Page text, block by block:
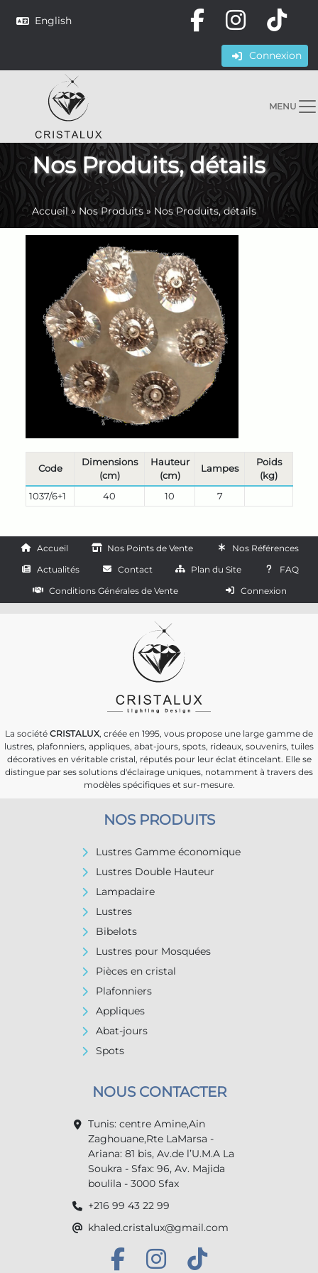
English
Connexion
MENU
Nos Produits, détails
Accueil» Nos Produits» Nos Produits, détails
Code
Dimensions
(cm)
Hauteur
(cm)
Lampes
Poids
(kg)
1037/6+1
40 10 7
Accueil Nos Points de Vente
Nos Références
Actualités
Contact Plan du Site
FAQ
Conditions Générales de Vente
Connexion
La société CRISTALUX, créée en 1995, vous propose une large gamme de
lustres, plafonniers, appliques, abat-jours, spots, rideaux, souvenirs, tuiles
décoratives en véritable cristal, réputés pour leur éclat étincelant. Elle se
distingue par ses solutions d'éclairage uniques, notamment à travers des
modèles spécifiques et sur-mesure.
NOS PRODUITS
Lustres Gamme économique
Lustres Double Hauteur
Lampadaire
Lustres
Bibelots
Lustres pour Mosquées
Pièces en cristal
Plafonniers
Appliques
Abat-jours
Spots
NOUS CONTACTER
Tunis: centre Amine,Ain
Zaghouane,Rte LaMarsa -
Ariana: 81 bis, Av.de l’U.M.A La
Soukra - Sfax: 96, Av. Majida
boulila - 3000 Sfax
+216 99 43 22 99
khaled.cristalux@gmail.com